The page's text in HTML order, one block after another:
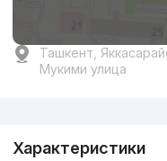
Ташкент,
Мукими улица
Характеристики